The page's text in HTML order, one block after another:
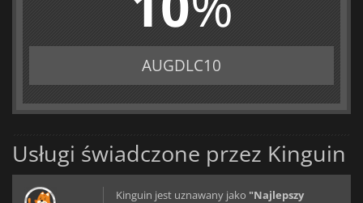
AUGDLC10
Usługi świadczone przez Kinguin
Kinguin jest uznawany jako "Najlepszy